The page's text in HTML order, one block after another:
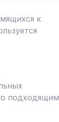
к
подходящим